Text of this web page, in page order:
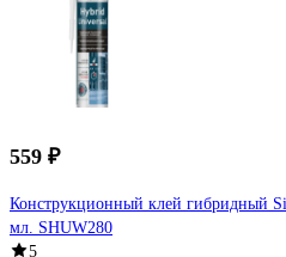
559 ₽
Конструкционный клей гибридный
мл. SHUW280
5